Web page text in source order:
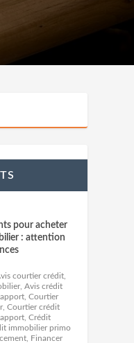
pour acheter
: attention
courtier crédit
,Avis crédit
,Courtier
,Courtier crédit
,Crédit
immobilier primo
Financer